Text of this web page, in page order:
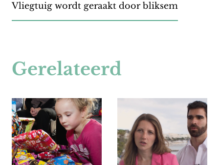
Vliegtuig wordt geraakt door bliksem
Gerelateerd